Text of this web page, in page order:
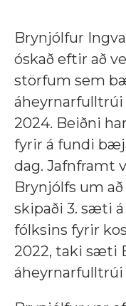
Brynjólfur
óskað eftir að
störfum sem
áheyrnarfulltrúi
2024. Beiðni
fyrir á fundi
dag. Jafnframt
Brynjólfs um
skipaði 3. sæti
fólksins fyrir
2022, taki sæti